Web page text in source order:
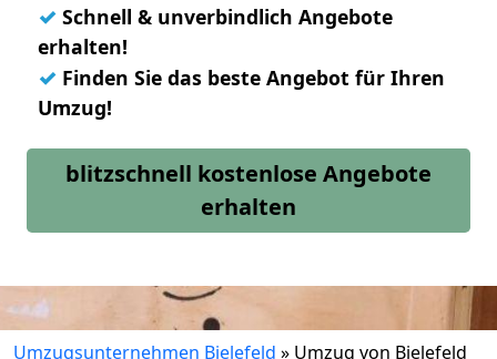
✓ Schnell & unverbindlich Angebote
erhalten!
✓ Finden Sie das beste Angebot für Ihren
Umzug!
blitzschnell kostenlose Angebote
erhalten
Umzugsunternehmen Bielefeld » Umzug von Bielefeld